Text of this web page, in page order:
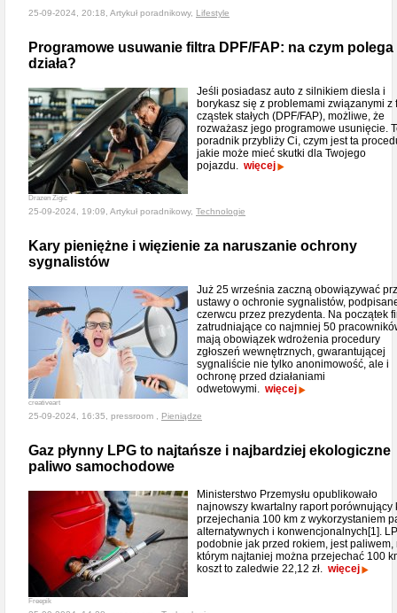
25-09-2024, 20:18, Artykuł poradnikowy, Lifestyle
Programowe usuwanie filtra DPF/FAP: na czym polega
działa?
Drazen Zigic
Jeśli posiadasz auto z silnikiem diesla i
borykasz się z problemami związanymi z
cząstek stałych (DPF/FAP), możliwe, że
rozważasz jego programowe usunięcie.
poradnik przybliży Ci, czym jest ta
jakie może mieć skutki dla Twojego
pojazdu. więcej
25-09-2024, 19:09, Artykuł poradnikowy, Technologie
Kary pieniężne i więzienie za naruszanie ochrony
sygnalistów
creativeart
Już 25 września zaczną obowiązywać
ustawy o ochronie sygnalistów,
czerwcu przez prezydenta. Na początek
zatrudniające co najmniej 50
mają obowiązek wdrożenia procedury
zgłoszeń wewnętrznych, gwarantującej
sygnaliście nie tylko anonimowość, ale i
ochronę przed działaniami
odwetowymi. więcej
25-09-2024, 16:35, pressroom , Pieniądze
Gaz płynny LPG to najtańsze i najbardziej ekologiczne
paliwo samochodowe
Freepik
Ministerstwo Przemysłu opublikowało
najnowszy kwartalny raport porównujący
przejechania 100 km z wykorzystaniem
alternatywnych i konwencjonalnych[1].
podobnie jak przed rokiem, jest paliwem,
którym najtaniej można przejechać 100
koszt to zaledwie 22,12 zł. więcej